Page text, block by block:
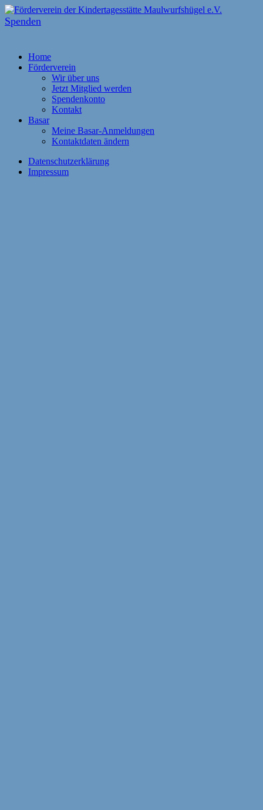
Spenden
Home
Förderverein
Wir über uns
Jetzt Mitglied werden
Spendenkonto
Kontakt
Basar
Meine Basar-Anmeldungen
Kontaktdaten ändern
Datenschutzerklärung
Impressum